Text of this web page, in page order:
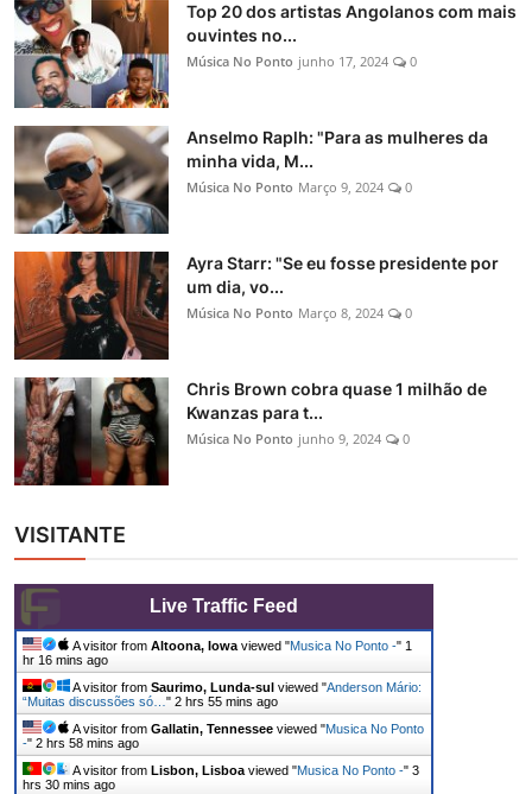
Top 20 dos artistas Angolanos com mais
ouvintes no...
Música No Ponto junho 17, 2024 0
Anselmo Raplh: "Para as mulheres da
minha vida, M...
Música No Ponto Março 9, 2024 0
Ayra Starr: "Se eu fosse presidente por
um dia, vo...
Música No Ponto Março 8, 2024 0
Chris Brown cobra quase 1 milhão de
Kwanzas para t...
Música No Ponto junho 9, 2024 0
VISITANTE
Live Traffic Feed
A visitor from Altoona, Iowaviewed "Musica No Ponto -" 1
hr 16 mins ago
A visitor from Saurimo, Lunda-sul viewed "Anderson Mário:
“Muitas discussões só…" 2 hrs 55 mins ago
A visitor from Gallatin, Tennessee viewed "Musica No Ponto
-" 2 hrs 58 mins ago
A visitor from Lisbon, Lisboaviewed "Musica No Ponto -" 3
hrs 30 mins ago